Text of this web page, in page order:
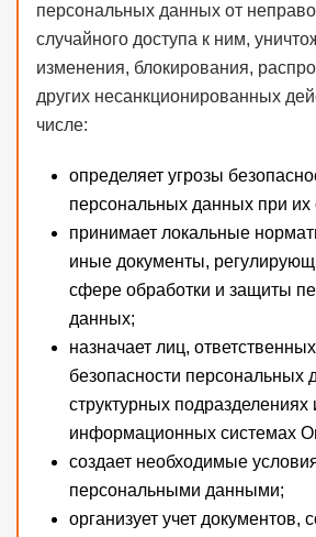
персональных данных от
случайного доступа к ним,
изменения, блокирования,
других несанкционированных
числе:
определяет угрозы
персональных данных при их
принимает локальные
иные документы,
сфере обработки и защиты
данных;
назначает лиц,
безопасности персональных
структурных подразделениях
информационных системах
создает необходимые
персональными данными;
организует учет документов,